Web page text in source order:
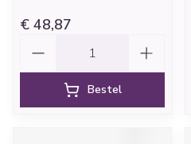
€ 48,87
Bestel